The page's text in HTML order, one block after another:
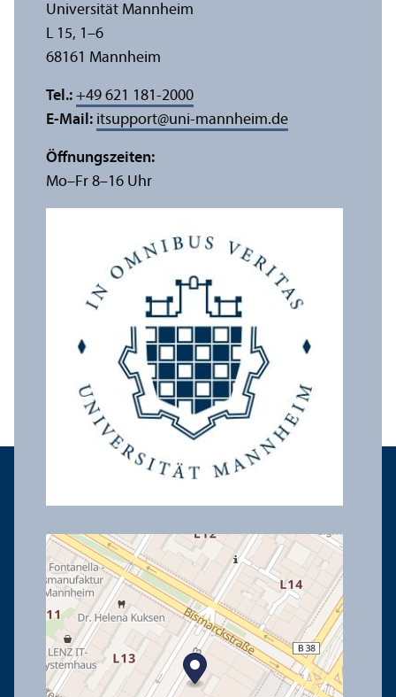
Universität Mannheim
L 15, 1–6
68161 Mannheim
Tel.: +49 621 181-2000
E-Mail: itsupport@uni-mannheim.de
Öffnungs­zeiten:
Mo–Fr 8–16 Uhr